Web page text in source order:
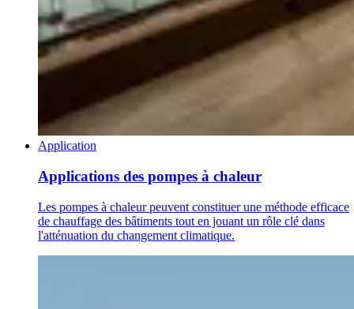
Application
Applications des pompes à chaleur
Les pompes à chaleur peuvent constituer une méthode efficace
de chauffage des bâtiments tout en jouant un rôle clé dans
l'atténuation du changement climatique.